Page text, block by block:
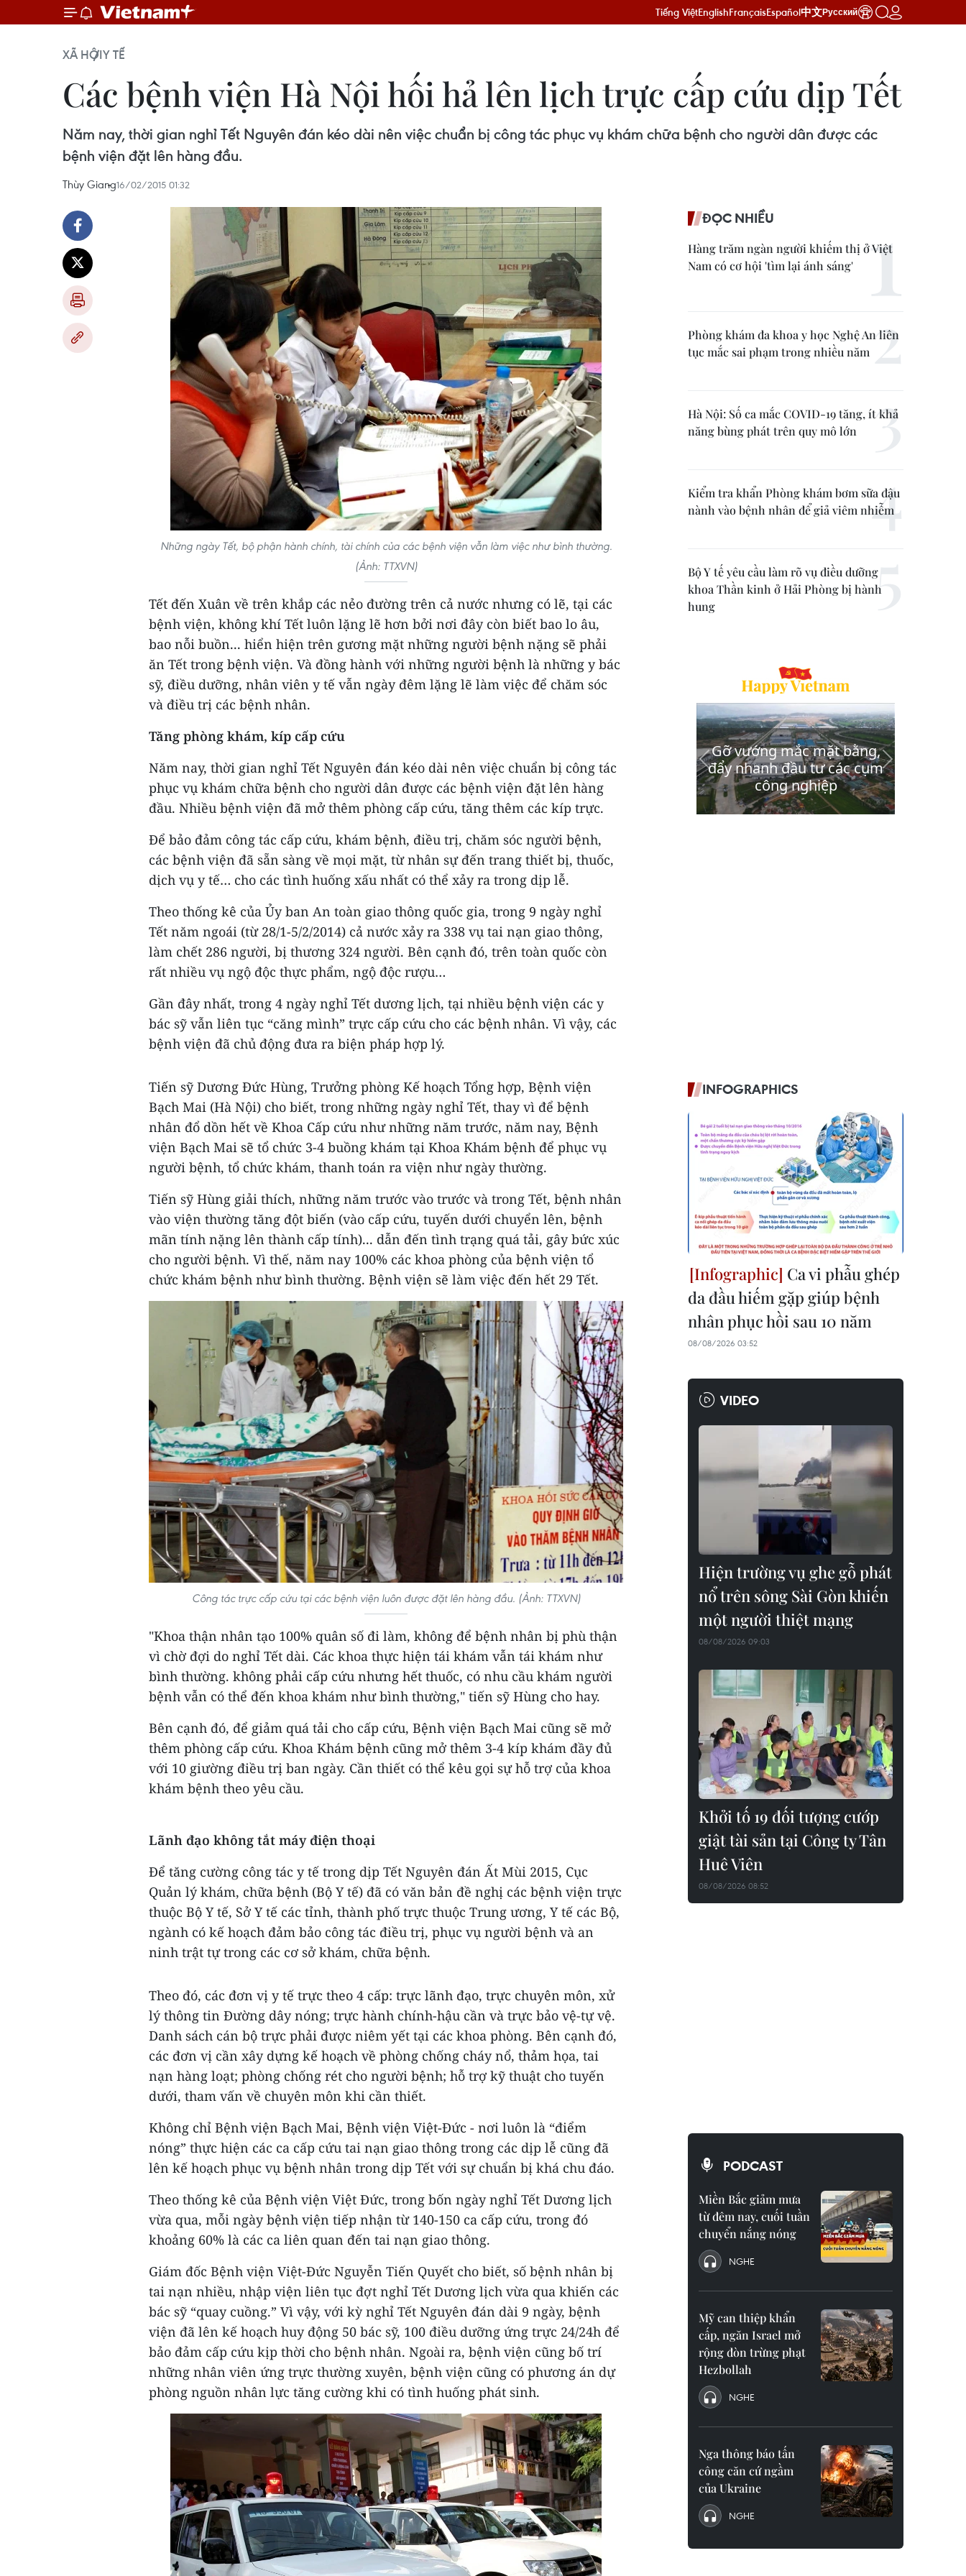
Tiếng ViệtEnglishFrançaisEspañol中文Русский
XÃ HỘIY TẾ
Các bệnh viện Hà Nội hối hả lên lịch trực cấp cứu dịp Tết
Năm nay, thời gian nghỉ Tết Nguyên đán kéo dài nên việc chuẩn bị công tác phục vụ khám chữa bệnh cho người dân được các
bệnh viện đặt lên hàng đầu.
Thùy Giang16/02/2015 01:32
Những ngày Tết, bộ phận hành chính, tài chính của các bệnh viện vẫn làm việc như bình thường.
(Ảnh: TTXVN)
Tết đến Xuân về trên khắp các nẻo đường trên cả nước nhưng có lẽ, tại các
bệnh viện, không khí Tết luôn lặng lẽ hơn bởi nơi đây còn biết bao lo âu,
bao nỗi buồn... hiển hiện trên gương mặt những người bệnh nặng sẽ phải
ăn Tết trong bệnh viện. Và đồng hành với những người bệnh là những y bác
sỹ, điều dưỡng, nhân viên y tế vẫn ngày đêm lặng lẽ làm việc để chăm sóc
và điều trị các bệnh nhân.
Tăng phòng khám, kíp cấp cứu
Năm nay, thời gian nghỉ Tết Nguyên đán kéo dài nên việc chuẩn bị công tác
phục vụ khám chữa bệnh cho người dân được các bệnh viện đặt lên hàng
đầu. Nhiều bệnh viện đã mở thêm phòng cấp cứu, tăng thêm các kíp trực.
Để bảo đảm công tác cấp cứu, khám bệnh, điều trị, chăm sóc người bệnh,
các bệnh viện đã sẵn sàng về mọi mặt, từ nhân sự đến trang thiết bị, thuốc,
dịch vụ y tế… cho các tình huống xấu nhất có thể xảy ra trong dịp lễ.
Theo thống kê của Ủy ban An toàn giao thông quốc gia, trong 9 ngày nghỉ
Tết năm ngoái (từ 28/1-5/2/2014) cả nước xảy ra 338 vụ tai nạn giao thông,
làm chết 286 người, bị thương 324 người. Bên cạnh đó, trên toàn quốc còn
rất nhiều vụ ngộ độc thực phẩm, ngộ độc rượu…
Gần đây nhất, trong 4 ngày nghỉ Tết dương lịch, tại nhiều bệnh viện các y
bác sỹ vẫn liên tục “căng mình” trực cấp cứu cho các bệnh nhân. Vì vậy, các
bệnh viện đã chủ động đưa ra biện pháp hợp lý.
Tiến sỹ Dương Đức Hùng, Trưởng phòng Kế hoạch Tổng hợp, Bệnh viện
Bạch Mai (Hà Nội) cho biết, trong những ngày nghỉ Tết, thay vì để bệnh
nhân đổ dồn hết về Khoa Cấp cứu như những năm trước, năm nay, Bệnh
viện Bạch Mai sẽ tổ chức 3-4 buồng khám tại Khoa Khám bệnh để phục vụ
người bệnh, tổ chức khám, thanh toán ra viện như ngày thường.
Tiến sỹ Hùng giải thích, những năm trước vào trước và trong Tết, bệnh nhân
vào viện thường tăng đột biến (vào cấp cứu, tuyến dưới chuyển lên, bệnh
mãn tính nặng lên thành cấp tính)... dẫn đến tình trạng quá tải, gây bức xúc
cho người bệnh. Vì thế, năm nay 100% các khoa phòng của bệnh viện tổ
chức khám bệnh như bình thường. Bệnh viện sẽ làm việc đến hết 29 Tết.
Công tác trực cấp cứu tại các bệnh viện luôn được đặt lên hàng đầu. (Ảnh: TTXVN)
"Khoa thận nhân tạo 100% quân số đi làm, không để bệnh nhân bị phù thận
vì chờ đợi do nghỉ Tết dài. Các khoa thực hiện tái khám vẫn tái khám như
bình thường. không phải cấp cứu nhưng hết thuốc, có nhu cầu khám người
bệnh vẫn có thể đến khoa khám như bình thường," tiến sỹ Hùng cho hay.
Bên cạnh đó, để giảm quá tải cho cấp cứu, Bệnh viện Bạch Mai cũng sẽ mở
thêm phòng cấp cứu. Khoa Khám bệnh cũng mở thêm 3-4 kíp khám đầy đủ
với 10 giường điều trị ban ngày. Cần thiết có thể kêu gọi sự hỗ trợ của khoa
khám bệnh theo yêu cầu.
Lãnh đạo không tắt máy điện thoại
Để tăng cường công tác y tế trong dịp Tết Nguyên đán Ất Mùi 2015, Cục
Quản lý khám, chữa bệnh (Bộ Y tế) đã có văn bản đề nghị các bệnh viện trực
thuộc Bộ Y tế, Sở Y tế các tỉnh, thành phố trực thuộc Trung ương, Y tế các Bộ,
ngành có kế hoạch đảm bảo công tác điều trị, phục vụ người bệnh và an
ninh trật tự trong các cơ sở khám, chữa bệnh.
Theo đó, các đơn vị y tế trực theo 4 cấp: trực lãnh đạo, trực chuyên môn, xử
lý thông tin Đường dây nóng; trực hành chính-hậu cần và trực bảo vệ-tự vệ.
Danh sách cán bộ trực phải được niêm yết tại các khoa phòng. Bên cạnh đó,
các đơn vị cần xây dựng kế hoạch về phòng chống cháy nổ, thảm họa, tai
nạn hàng loạt; phòng chống rét cho người bệnh; hỗ trợ kỹ thuật cho tuyến
dưới, tham vấn về chuyên môn khi cần thiết.
Không chỉ Bệnh viện Bạch Mai, Bệnh viện Việt-Đức - nơi luôn là “điểm
nóng” thực hiện các ca cấp cứu tai nạn giao thông trong các dịp lễ cũng đã
lên kế hoạch phục vụ bệnh nhân trong dịp Tết với sự chuẩn bị khá chu đáo.
Theo thống kê của Bệnh viện Việt Đức, trong bốn ngày nghỉ Tết Dương lịch
vừa qua, mỗi ngày bệnh viện tiếp nhận từ 140-150 ca cấp cứu, trong đó
khoảng 60% là các ca liên quan đến tai nạn giao thông.
Giám đốc Bệnh viện Việt-Đức Nguyễn Tiến Quyết cho biết, số bệnh nhân bị
tai nạn nhiều, nhập viện liên tục đợt nghỉ Tết Dương lịch vừa qua khiến các
bác sỹ “quay cuồng.” Vì vậy, với kỳ nghỉ Tết Nguyên đán dài 9 ngày, bệnh
viện đã lên kế hoạch huy động 50 bác sỹ, 100 điều dưỡng ứng trực 24/24h để
bảo đảm cấp cứu kịp thời cho bệnh nhân. Ngoài ra, bệnh viện cũng bố trí
những nhân viên ứng trực thường xuyên, bệnh viện cũng có phương án dự
phòng nguồn nhân lực tăng cường khi có tình huống phát sinh.
ĐỌC NHIỀU
Hàng trăm ngàn người khiếm thị ở Việt
Nam có cơ hội 'tìm lại ánh sáng'
Phòng khám đa khoa y học Nghệ An liên
tục mắc sai phạm trong nhiều năm
Hà Nội: Số ca mắc COVID-19 tăng, ít khả
năng bùng phát trên quy mô lớn
Kiểm tra khẩn Phòng khám bơm sữa đậu
nành vào bệnh nhân để giả viêm nhiễm
Bộ Y tế yêu cầu làm rõ vụ điều dưỡng
khoa Thần kinh ở Hải Phòng bị hành
hung
INFOGRAPHICS
Ca vi phẫu ghép
da đầu hiếm gặp giúp bệnh
nhân phục hồi sau 10 năm
08/08/2026 03:52
VIDEO
Hiện trường vụ ghe gỗ phát
nổ trên sông Sài Gòn khiến
một người thiệt mạng
08/08/2026 09:03
Khởi tố 19 đối tượng cướp
giật tài sản tại Công ty Tân
Huê Viên
08/08/2026 08:52
PODCAST
Miền Bắc giảm mưa
từ đêm nay, cuối tuần
chuyển nắng nóng
NGHE
Mỹ can thiệp khẩn
cấp, ngăn Israel mở
rộng đòn trừng phạt
Hezbollah
NGHE
Nga thông báo tấn
công căn cứ ngầm
của Ukraine
NGHE